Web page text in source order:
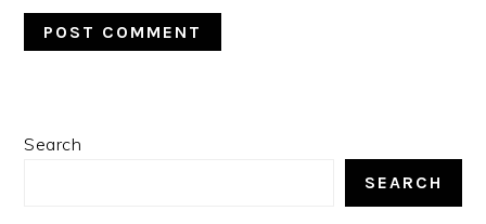
PRIMARY
Search
SEARCH